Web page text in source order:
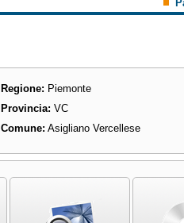
Regione: Piemonte
Provincia: VC
Comune: Asigliano Vercellese